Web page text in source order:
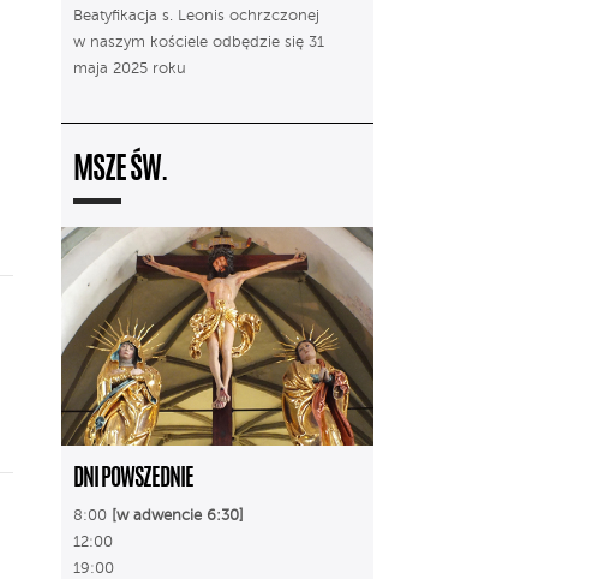
Beatyfikacja s. Leonis ochrzczonej
w naszym kościele odbędzie się 31
maja 2025 roku
MSZE ŚW.
DNI POWSZEDNIE
8:00
[w adwencie 6:30]
12:00
19:00